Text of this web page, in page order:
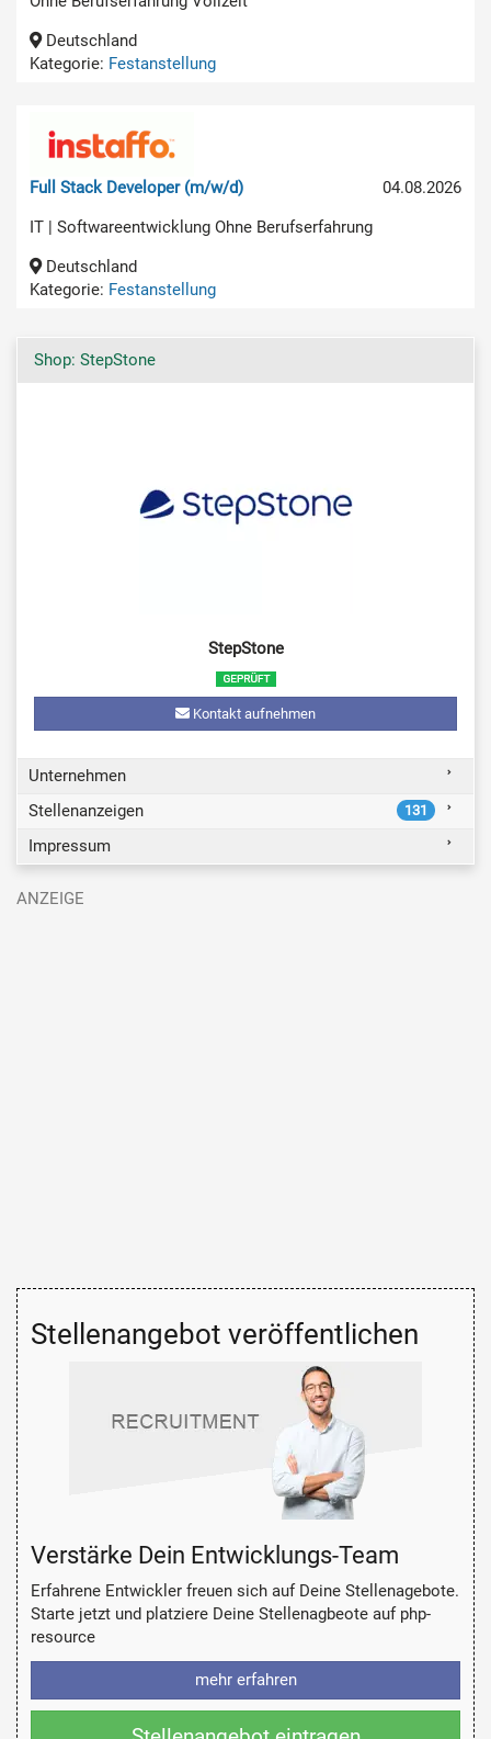
Deutschland
Kategorie: Festanstellung
04.08.2026
Full Stack Developer (m/w/d)
IT | Softwareentwicklung Ohne Berufserfahrung
Deutschland
Kategorie: Festanstellung
Shop: StepStone
StepStone
Kontakt aufnehmen
Unternehmen
Stellenanzeigen
131
Impressum
Stellenangebot veröffentlichen
Verstärke Dein Entwicklungs-Team
Erfahrene Entwickler freuen sich auf Deine Stellenagebote.
Starte jetzt und platziere Deine Stellenagbeote auf php-
resource
mehr erfahren